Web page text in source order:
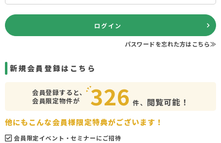
ログイン
パスワードを忘れた方はこちら≫
新規会員登録はこちら
会員登録すると、
会員限定物件が
326 件、 閲覧可能！
他にもこんな会員様限定特典がございます！
会員限定イベント・セミナーにご招待